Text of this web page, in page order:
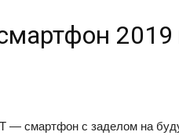
2019
— смартфон с заделом на